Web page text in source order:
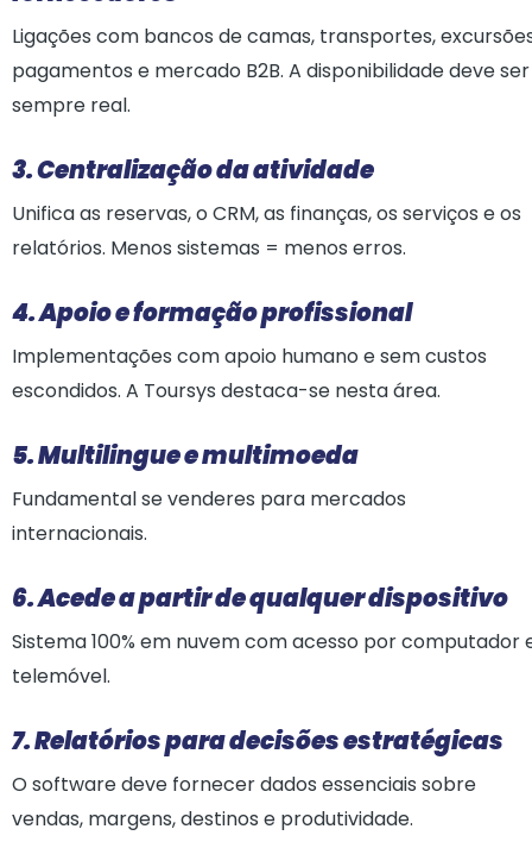
Ligações com bancos de camas, transportes,
pagamentos e mercado B2B. A disponibilidade deve ser
sempre real.
3. Centralização da atividade
Unifica as reservas, o CRM, as finanças, os serviços e os
relatórios. Menos sistemas = menos erros.
4.Apoio e formação profissional
Implementações com apoio humano e sem custos
escondidos. A Toursys destaca-se nesta área.
5. Multilingue e multimoeda
Fundamental se venderes para mercados
internacionais.
6. Acede a partir de qualquer dispositivo
Sistema 100% em nuvem com acesso por computador
telemóvel.
7. Relatórios para decisões estratégicas
O software deve fornecer dados essenciais sobre
vendas, margens, destinos e produtividade.